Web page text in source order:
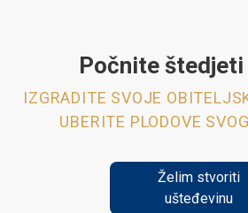
Počnite štedjeti
IZGRADITE SVOJE
UBERITE PLODOVE
Želim stvoriti
ušteđevinu